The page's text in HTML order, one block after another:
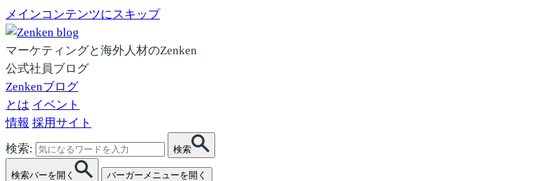
メインコンテンツにスキップ
マーケティングと海外人材のZenken
公式社員ブログ
Zenkenブログ
とは イベント
情報 採用サイト
検索:
検索
検索バーを開く バーガーメニューを開く